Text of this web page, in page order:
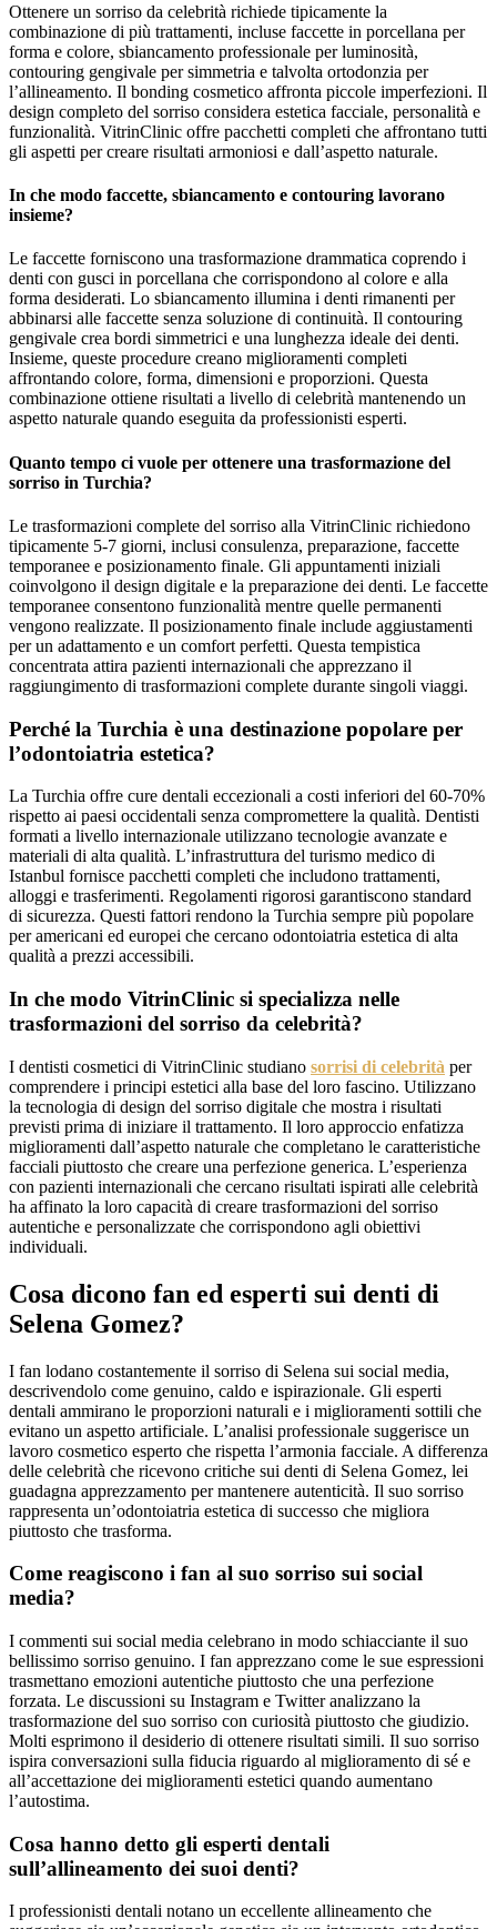
Ottenere un sorriso da celebrità richiede tipicamente la
combinazione di più trattamenti, incluse faccette in porcellana per
forma e colore, sbiancamento professionale per luminosità,
contouring gengivale per simmetria e talvolta ortodonzia per
l’allineamento. Il bonding cosmetico affronta piccole imperfezioni. Il
design completo del sorriso considera estetica facciale, personalità e
funzionalità. VitrinClinic offre pacchetti completi che affrontano tutti
gli aspetti per creare risultati armoniosi e dall’aspetto naturale.
In che modo faccette, sbiancamento e contouring lavorano
insieme?
Le faccette forniscono una trasformazione drammatica coprendo i
denti con gusci in porcellana che corrispondono al colore e alla
forma desiderati. Lo sbiancamento illumina i denti rimanenti per
abbinarsi alle faccette senza soluzione di continuità. Il contouring
gengivale crea bordi simmetrici e una lunghezza ideale dei denti.
Insieme, queste procedure creano miglioramenti completi
affrontando colore, forma, dimensioni e proporzioni. Questa
combinazione ottiene risultati a livello di celebrità mantenendo un
aspetto naturale quando eseguita da professionisti esperti.
Quanto tempo ci vuole per ottenere una trasformazione del
sorriso in Turchia?
Le trasformazioni complete del sorriso alla VitrinClinic richiedono
tipicamente 5-7 giorni, inclusi consulenza, preparazione, faccette
temporanee e posizionamento finale. Gli appuntamenti iniziali
coinvolgono il design digitale e la preparazione dei denti. Le faccette
temporanee consentono funzionalità mentre quelle permanenti
vengono realizzate. Il posizionamento finale include aggiustamenti
per un adattamento e un comfort perfetti. Questa tempistica
concentrata attira pazienti internazionali che apprezzano il
raggiungimento di trasformazioni complete durante singoli viaggi.
Perché la Turchia è una destinazione popolare per
l’odontoiatria estetica?
La Turchia offre cure dentali eccezionali a costi inferiori del 60-70%
rispetto ai paesi occidentali senza compromettere la qualità. Dentisti
formati a livello internazionale utilizzano tecnologie avanzate e
materiali di alta qualità. L’infrastruttura del turismo medico di
Istanbul fornisce pacchetti completi che includono trattamenti,
alloggi e trasferimenti. Regolamenti rigorosi garantiscono standard
di sicurezza. Questi fattori rendono la Turchia sempre più popolare
per americani ed europei che cercano odontoiatria estetica di alta
qualità a prezzi accessibili.
In che modo VitrinClinic si specializza nelle
trasformazioni del sorriso da celebrità?
I dentisti cosmetici di VitrinClinic studiano sorrisi di celebrità per
comprendere i principi estetici alla base del loro fascino. Utilizzano
la tecnologia di design del sorriso digitale che mostra i risultati
previsti prima di iniziare il trattamento. Il loro approccio enfatizza
miglioramenti dall’aspetto naturale che completano le caratteristiche
facciali piuttosto che creare una perfezione generica. L’esperienza
con pazienti internazionali che cercano risultati ispirati alle celebrità
ha affinato la loro capacità di creare trasformazioni del sorriso
autentiche e personalizzate che corrispondono agli obiettivi
individuali.
Cosa dicono fan ed esperti sui denti di
Selena Gomez?
I fan lodano costantemente il sorriso di Selena sui social media,
descrivendolo come genuino, caldo e ispirazionale. Gli esperti
dentali ammirano le proporzioni naturali e i miglioramenti sottili che
evitano un aspetto artificiale. L’analisi professionale suggerisce un
lavoro cosmetico esperto che rispetta l’armonia facciale. A differenza
delle celebrità che ricevono critiche sui denti di Selena Gomez, lei
guadagna apprezzamento per mantenere autenticità. Il suo sorriso
rappresenta un’odontoiatria estetica di successo che migliora
piuttosto che trasforma.
Come reagiscono i fan al suo sorriso sui social
media?
I commenti sui social media celebrano in modo schiacciante il suo
bellissimo sorriso genuino. I fan apprezzano come le sue espressioni
trasmettano emozioni autentiche piuttosto che una perfezione
forzata. Le discussioni su Instagram e Twitter analizzano la
trasformazione del suo sorriso con curiosità piuttosto che giudizio.
Molti esprimono il desiderio di ottenere risultati simili. Il suo sorriso
ispira conversazioni sulla fiducia riguardo al miglioramento di sé e
all’accettazione dei miglioramenti estetici quando aumentano
l’autostima.
Cosa hanno detto gli esperti dentali
sull’allineamento dei suoi denti?
I professionisti dentali notano un eccellente allineamento che